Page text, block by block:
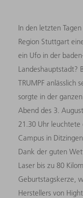
In den letzten
Region Stuttgart
ein Ufo in der
Landeshauptstadt?
TRUMPF anlässlich
sorgte in der
Abend des 3.
21.30 Uhr leuchtete
Campus in
Dank der guten
Laser bis zu 80
Geburtstagskerze,
Herstellers von